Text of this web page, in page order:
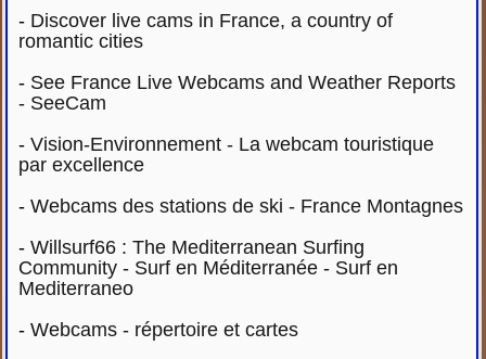
- Discover live cams in France, a country of
romantic cities
- See France Live Webcams and Weather Reports
- SeeCam
-Vision-Environnement - La webcam touristique
par excellence
-Webcams des stations de ski - France Montagnes
-Willsurf66 : The Mediterranean Surfing
Community - Surf en Méditerranée - Surf en
Mediterraneo
-Webcams - répertoire et cartes